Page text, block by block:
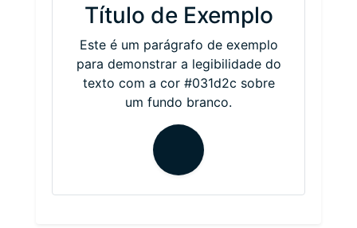
Título de Exemplo
Este é um parágrafo de exemplo
para demonstrar a legibilidade do
texto com a cor #031d2c sobre
um fundo branco.